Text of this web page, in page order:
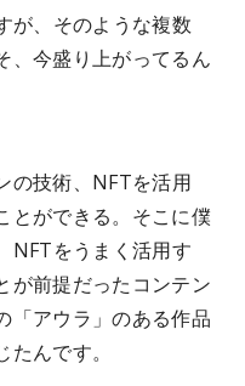
が、そのような複数
、今盛り上がってるん
の技術、NFTを活用
とができる。そこに僕
NFTをうまく活用す
が前提だったコンテン
「アウラ」のある作品
んです。